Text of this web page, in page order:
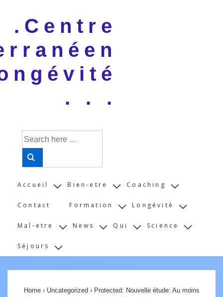
Main
.Centre
. . .
Search
for:
Main
Accueil Bien-etre Coaching
Contact Formation Longévité
Mal-etre News Qui Science
Séjours
Home › Uncategorized › Protected: Nouvelle étude: Au moins